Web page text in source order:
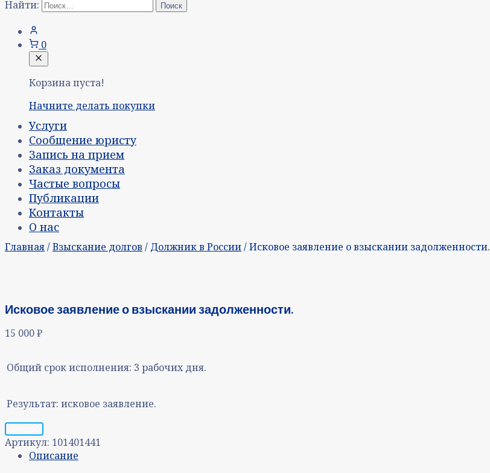
Найти:
0
Корзина пуста!
Начните делать покупки
Услуги
Сообщение юристу
Запись на прием
Заказ документа
Частые вопросы
Публикации
Контакты
О нас
Главная/Взыскание долгов / Должник в России/ Исковое заявление о взыскании задолженности.
Исковое заявление о взыскании задолженности.
15 000₽
Общий срок исполнения: 3 рабочих дня.
Результат: исковое заявление.
Артикул: 101401441
Описание